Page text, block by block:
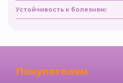
Устойчивость к болезням:
Покупателям